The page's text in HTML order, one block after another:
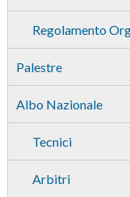
Regolamento
Palestre
Albo Nazionale
Tecnici
Arbitri